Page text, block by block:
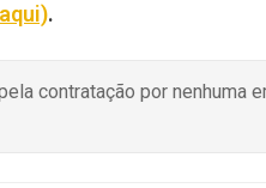
.
contratação por nenhuma